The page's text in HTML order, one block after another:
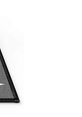
とコントロール精
い練習環境を再現